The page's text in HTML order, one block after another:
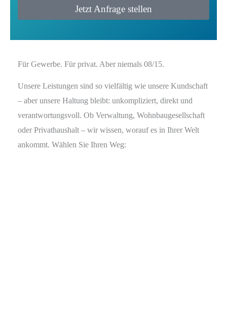
Jetzt Anfrage stellen
Für Gewerbe. Für privat. Aber niemals 08/15.
Unsere Leistungen sind so vielfältig wie unsere Kundschaft
– aber unsere Haltung bleibt: unkompliziert, direkt und
verantwortungsvoll. Ob Verwaltung, Wohnbaugesellschaft
oder Privat­haushalt – wir wissen, worauf es in Ihrer Welt
ankommt. Wählen Sie Ihren Weg: